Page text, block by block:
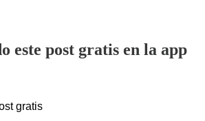
este post gratis en la app
gratis